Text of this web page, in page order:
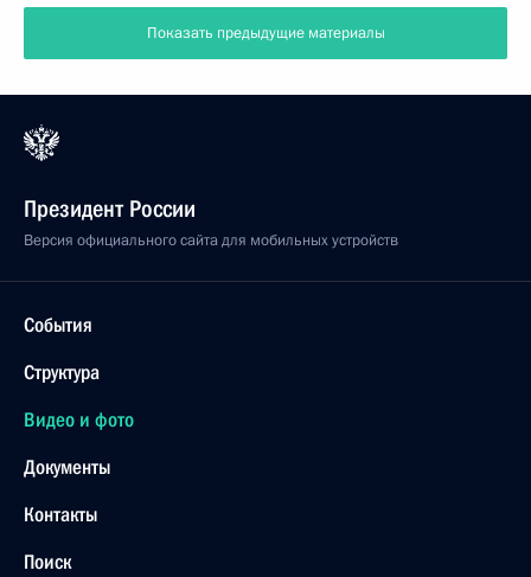
Показать предыдущие материалы
Президент России
Версия официального сайта для мобильных устройств
События
Структура
Видео и фото
Документы
Контакты
Поиск